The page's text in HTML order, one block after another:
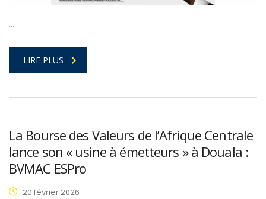
…
LIRE PLUS
La Bourse des Valeurs de l’Afrique Centrale
lance son « usine à émetteurs » à Douala :
BVMAC ESPro
20 février 2026